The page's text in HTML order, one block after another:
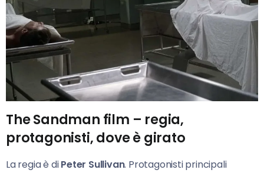
The Sandman film – regia,
protagonisti, dove è girato
La regia è diPeter Sullivan. Protagonisti principali